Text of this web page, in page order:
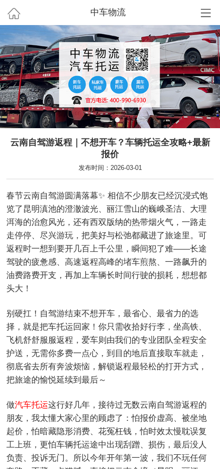
中车物流
云南自驾游返程｜不想开车？车辆托运全攻略+最新
报价
发布时间：2026-03-01
春节云南自驾游圆满落幕✨ 相信不少朋友已经沉浸式饱
览了昆明滇池的澄澈波光、丽江雪山的巍峨圣洁、大理
洱海的治愈风光，还有西双版纳的热带烟火气，一路走
走停停、尽兴游玩，把美好与松弛都藏进了旅途里。可
返程时一想到要开几百上千公里，瞬间犯了难——长途
驾驶的疲惫感、高速返程高峰的堵车煎熬、一路飙升的
油费路费开支，再加上车辆长时间行驶的损耗，想想都
头大！
别硬扛！自驾游结束不想开车，最省心、最省力的选
择，就是把车托运回家！你只需收拾好行李，坐高铁、
飞机舒舒服服返程，爱车则由我们的专业团队全程安全
护送，无需你多费一点心，到目的地后直接取车就走，
彻底省去所有奔波烦恼，解锁返程最轻松的打开方式，
把旅途的愉悦延续到最后～
做汽车托运这行好几年，接待过无数云南自驾游返程的
朋友，我太懂大家心里的顾虑了：怕报价虚高、被坐地
起价，怕暗藏隐形消费、花冤枉钱，怕时效太慢耽误复
工上班，更怕车辆托运途中出现刮蹭、损伤，最后没人
负责、投诉无门。所以今年开年第一波，我们不玩任何